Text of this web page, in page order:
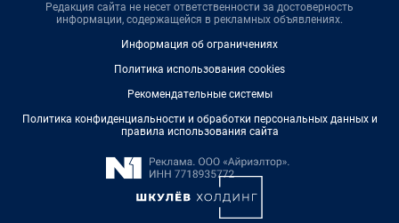
Редакция сайта не несет ответственности за достоверность
информации, содержащейся в рекламных объявлениях.
Информация об ограничениях
Политика использования cookies
Рекомендательные системы
Политика конфиденциальности и обработки персональных данных и
правила использования сайта